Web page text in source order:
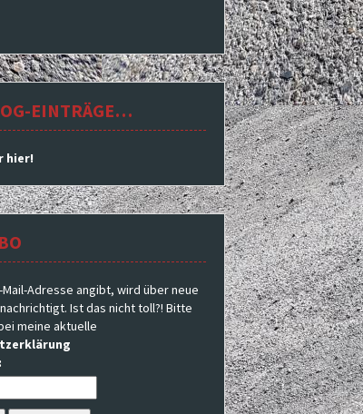
EINTRÄGE…
hier!
Mail-Adresse angibt, wird über neue
Ist das nicht toll?! Bitte
meine aktuelle